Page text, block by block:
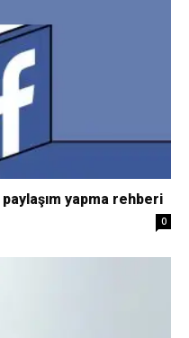
yapma rehberi
0